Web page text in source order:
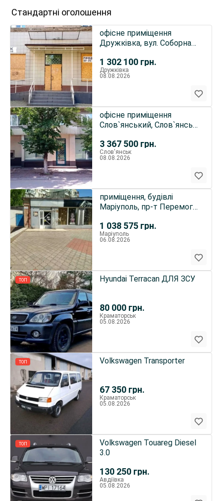
Стандартні оголошення
1 302 100 грн.
офісне приміщення
Дружківка, вул. Соборна
Дружківка
08.08.2026
3 367 500 грн.
офісне приміщення
Слов`янський, Слов`янськ,
Слов'янськ
08.08.2026
1 038 575 грн.
приміщення, будівлі
Маріуполь, пр-т Перемоги
Маріуполь
06.08.2026
ТОП
80 000 грн.
Hyundai Terracan ДЛЯ ЗСУ
Краматорськ
05.08.2026
ТОП
67 350 грн.
Volkswagen Transporter
Краматорськ
05.08.2026
ТОП
130 250 грн.
Volkswagen Touareg Diesel
3.0
Авдіївка
05.08.2026